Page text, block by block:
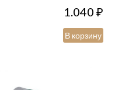
1.040₽
В корзину